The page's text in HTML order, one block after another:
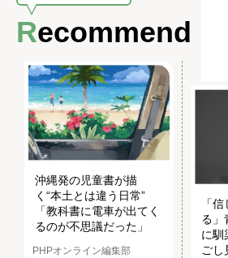
Recommend
沖縄発の児童書が描
く“本土とは違う日常”
「教科書に電車が出てく
るのが不思議だった」
PHPオンライン編集部
「
る」
に馴
ごし